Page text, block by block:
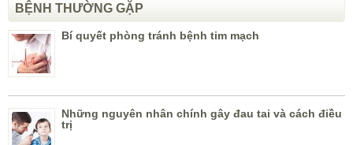
BỆNH THƯỜNG GẶP
Bí quyết phòng tránh bệnh tim mạch
Những nguyên nhân chính gây đau tai và cách điều
trị